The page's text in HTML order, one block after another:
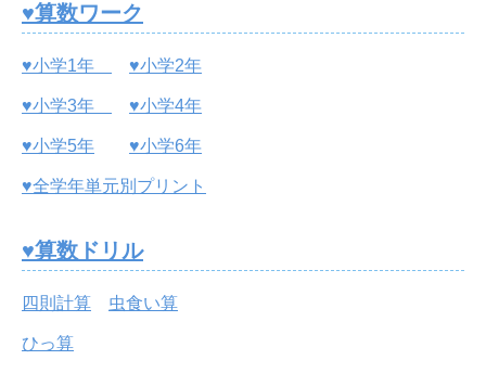
♥算数ワーク
♥小学1年 ♥小学2年
♥小学3年 ♥小学4年
♥小学5年 ♥小学6年
♥全学年単元別プリント
♥算数ドリル
四則計算 虫食い算
ひっ算